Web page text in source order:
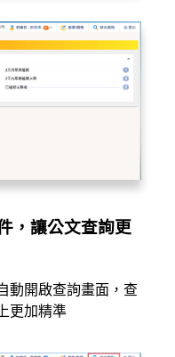
，讓公文查詢更
動開啟查詢畫面，查
更加精準